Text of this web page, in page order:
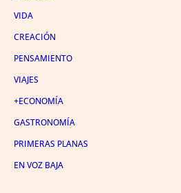
VIDA
CREACIÓN
PENSAMIENTO
VIAJES
+ECONOMÍA
GASTRONOMÍA
PRIMERAS PLANAS
EN VOZ BAJA